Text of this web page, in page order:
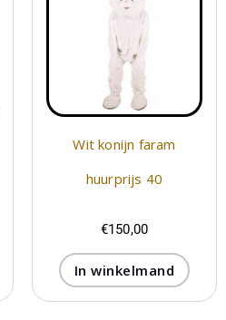
Wit konijn faram
huurprijs 40
€150,00
In winkelmand